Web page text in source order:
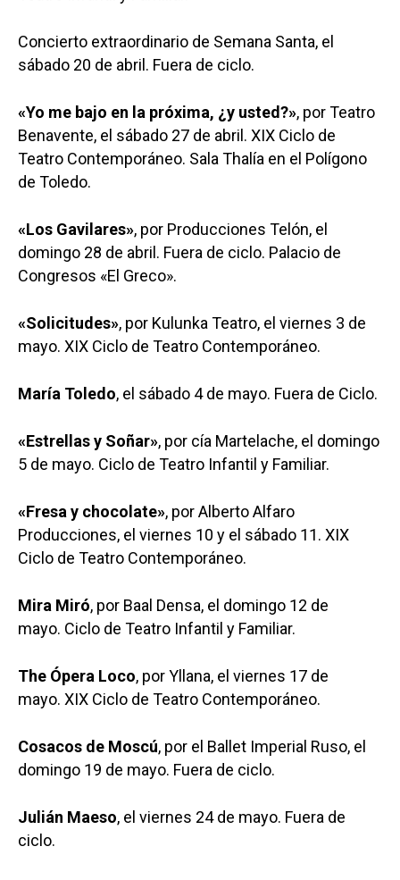
Concierto extraordinario de Semana Santa, el
sábado 20 de abril. Fuera de ciclo.
«Yo me bajo en la próxima, ¿y usted?», por Teatro
Benavente, el sábado 27 de abril. XIX Ciclo de
Teatro Contemporáneo. Sala Thalía en el Polígono
de Toledo.
«Los Gavilares», por Producciones Telón, el
domingo 28 de abril. Fuera de ciclo. Palacio de
Congresos «El Greco».
«Solicitudes», por Kulunka Teatro, el viernes 3 de
mayo. XIX Ciclo de Teatro Contemporáneo.
María Toledo, el sábado 4 de mayo. Fuera de Ciclo.
«Estrellas y Soñar», por cía Martelache, el domingo
5 de mayo. Ciclo de Teatro Infantil y Familiar.
«Fresa y chocolate», por Alberto Alfaro
Producciones, el viernes 10 y el sábado 11. XIX
Ciclo de Teatro Contemporáneo.
Mira Miró, por Baal Densa, el domingo 12 de
mayo. Ciclo de Teatro Infantil y Familiar.
The Ópera Loco, por Yllana, el viernes 17 de
mayo. XIX Ciclo de Teatro Contemporáneo.
Cosacos de Moscú, por el Ballet Imperial Ruso, el
domingo 19 de mayo. Fuera de ciclo.
Julián Maeso, el viernes 24 de mayo. Fuera de
ciclo.
Toledo
Albacete
Guadalajara
Sanidad
Educación